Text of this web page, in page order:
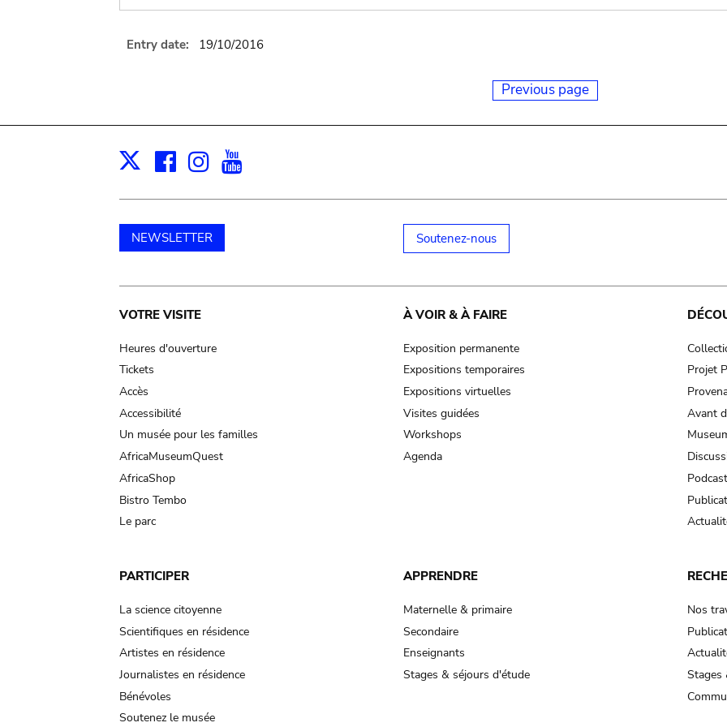
Entry date: 19/10/2016
Previous page
X Facebook
Instagram
NEWSLETTER Soutenez-nous
Main
navigation
VOTRE VISITE
Heures d'ouverture
Tickets
Accès
Accessibilité
Un musée pour les familles
AfricaMuseumQuest
AfricaShop
Bistro Tembo
Le parc
À VOIR & À FAIRE
Exposition permanente
Expositions temporaires
Expositions virtuelles
Visites guidées
Workshops
Agenda
Projet
Avant
PARTICIPER
La science citoyenne
Scientifiques en résidence
Artistes en résidence
Journalistes en résidence
Bénévoles
Soutenez le musée
APPRENDRE
Maternelle & primaire
Secondaire
Enseignants
Stages & séjours d'étude
Nos
Stages